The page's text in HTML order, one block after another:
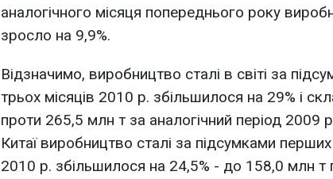
аналогічного місяця попереднього року
зросло на 9,9%.
Відзначимо, виробництво сталі в світі за
трьох місяців 2010 р. збільшилося на 29% і
проти 265,5 млн т за аналогічний період 2009
Китаї виробництво сталі за підсумками перших
2010 р. збільшилося на 24,5% - до 158,0 млн т